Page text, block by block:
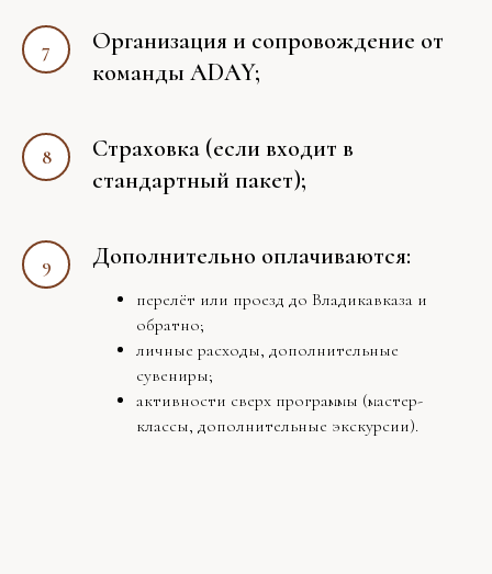
Организация и сопровождение от
команды ADAY;
Страховка (если входит в
стандартный пакет);
Дополнительно оплачиваются:
перелёт или проезд до Владикавказа и
обратно;
личные расходы, дополнительные
сувениры;
активности сверх программы (мастер-
классы, дополнительные экскурсии).